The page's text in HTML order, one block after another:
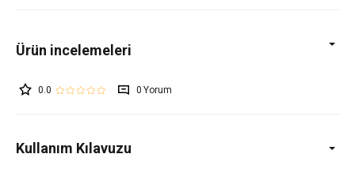
0.0 0
Kullanım Kılavuzu